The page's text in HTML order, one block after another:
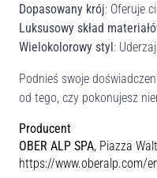
Dopasowany krój: Oferuje
Luksusowy skład
Wielokolorowy styl:
Podnieś swoje
od tego, czy pokonujesz
Producent
OBER ALP SPA, Piazza
https://www.oberalp.com/